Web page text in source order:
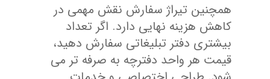
همچنین تیراژ سفارش نقش مهمی در
کاهش هزینه نهایی دارد. اگر تعداد
بیشتری دفتر تبلیغاتی سفارش دهید،
قیمت هر واحد دفترچه به صرفه تر می